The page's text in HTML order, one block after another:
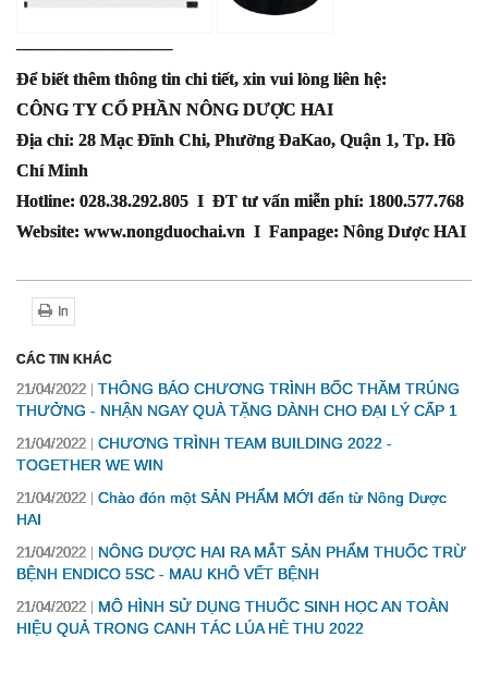
─────────────
Để biết thêm thông tin chi tiết, xin vui lòng liên hệ:
CÔNG TY CỔ PHẦN NÔNG DƯỢC HAI
Địa chỉ: 28 Mạc Đĩnh Chi, Phường ĐaKao, Quận 1, Tp. Hồ
Chí Minh
Hotline: 028.38.292.805 I ĐT tư vấn miễn phí: 1800.577.768
Website: www.nongduochai.vn I Fanpage: Nông Dược HAI
In
CÁC TIN KHÁC
21/04/2022
THÔNG BÁO CHƯƠNG TRÌNH BỐC THĂM TRÚNG
THƯỞNG - NHẬN NGAY QUÀ TẶNG DÀNH CHO ĐẠI LÝ CẤP 1
21/04/2022
CHƯƠNG TRÌNH TEAM BUILDING 2022 -
TOGETHER WE WIN
21/04/2022
Chào đón một SẢN PHẨM MỚI đến từ Nông Dược
HAI
21/04/2022
NÔNG DƯỢC HAI RA MẮT SẢN PHẨM THUỐC TRỪ
BỆNH ENDICO 5SC - MAU KHÔ VẾT BỆNH
21/04/2022
MÔ HÌNH SỬ DỤNG THUỐC SINH HỌC AN TOÀN
HIỆU QUẢ TRONG CANH TÁC LÚA HÈ THU 2022